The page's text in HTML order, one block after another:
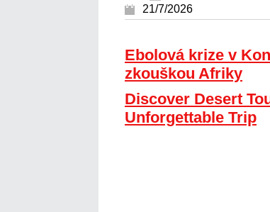
21/7/2026
Ebolová krize v
zkouškou Afriky
Discover Desert
Unforgettable Trip